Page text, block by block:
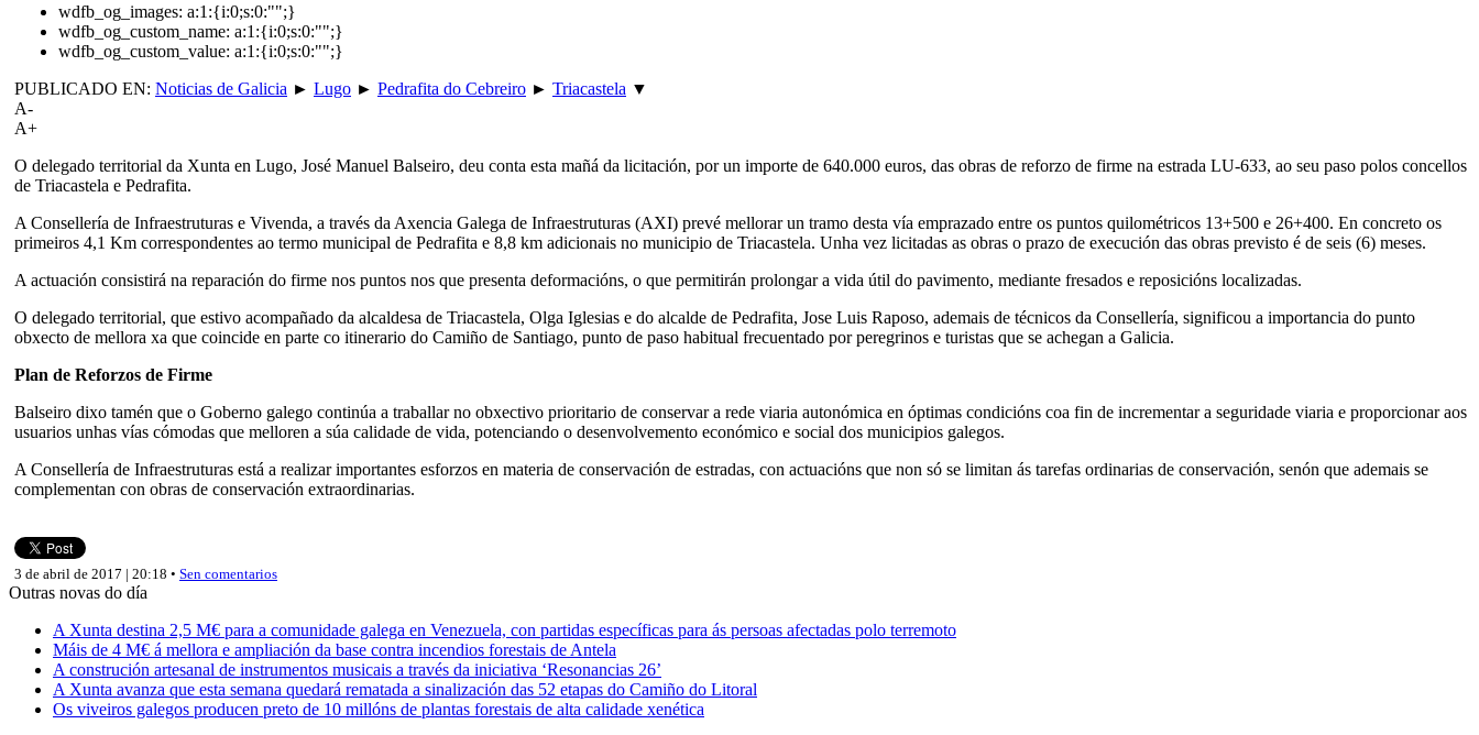
wdfb_og_images: a:1:{i:0;s:0:"";}
wdfb_og_custom_name: a:1:{i:0;s:0:"";}
wdfb_og_custom_value: a:1:{i:0;s:0:"";}
PUBLICADO EN: Noticias de Galicia ► Lugo ► Pedrafita do Cebreiro ► Triacastela ▼
A-
A+
O delegado territorial da Xunta en Lugo, José Manuel Balseiro, deu conta esta mañá da licitación, por un importe de 640.000 euros, das obras de reforzo de firme na estrada LU-633, ao seu paso polos concellos
de Triacastela e Pedrafita.
A Consellería de Infraestruturas e Vivenda, a través da Axencia Galega de Infraestruturas (AXI) prevé mellorar un tramo desta vía emprazado entre os puntos quilométricos 13+500 e 26+400. En concreto os
primeiros 4,1 Km correspondentes ao termo municipal de Pedrafita e 8,8 km adicionais no municipio de Triacastela. Unha vez licitadas as obras o prazo de execución das obras previsto é de seis (6) meses.
A actuación consistirá na reparación do firme nos puntos nos que presenta deformacións, o que permitirán prolongar a vida útil do pavimento, mediante fresados e reposicións localizadas.
O delegado territorial, que estivo acompañado da alcaldesa de Triacastela, Olga Iglesias e do alcalde de Pedrafita, Jose Luis Raposo, ademais de técnicos da Consellería, significou a importancia do punto
obxecto de mellora xa que coincide en parte co itinerario do Camiño de Santiago, punto de paso habitual frecuentado por peregrinos e turistas que se achegan a Galicia.
Plan de Reforzos de Firme
Balseiro dixo tamén que o Goberno galego continúa a traballar no obxectivo prioritario de conservar a rede viaria autonómica en óptimas condicións coa fin de incrementar a seguridade viaria e proporcionar aos
usuarios unhas vías cómodas que melloren a súa calidade de vida, potenciando o desenvolvemento económico e social dos municipios galegos.
A Consellería de Infraestruturas está a realizar importantes esforzos en materia de conservación de estradas, con actuacións que non só se limitan ás tarefas ordinarias de conservación, senón que ademais se
complementan con obras de conservación extraordinarias.
3 de abril de 2017 | 20:18 • Sen comentarios
Outras novas do día
A Xunta destina 2,5 M€ para a comunidade galega en Venezuela, con partidas específicas para ás persoas afectadas polo terremoto
Máis de 4 M€ á mellora e ampliación da base contra incendios forestais de Antela
A construción artesanal de instrumentos musicais a través da iniciativa ‘Resonancias 26’
A Xunta avanza que esta semana quedará rematada a sinalización das 52 etapas do Camiño do Litoral
Os viveiros galegos producen preto de 10 millóns de plantas forestais de alta calidade xenética